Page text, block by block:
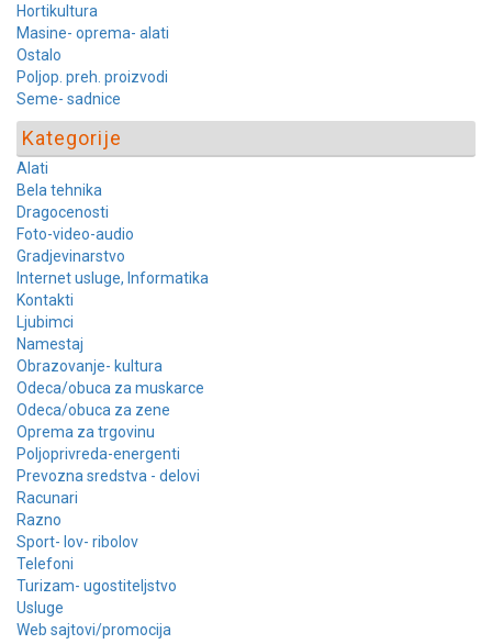
Hortikultura
Masine- oprema- alati
Ostalo
Poljop. preh. proizvodi
Seme- sadnice
Kategorije
Alati
Bela tehnika
Dragocenosti
Foto-video-audio
Gradjevinarstvo
Internet usluge, Informatika
Kontakti
Ljubimci
Namestaj
Obrazovanje- kultura
Odeca/obuca za muskarce
Odeca/obuca za zene
Oprema za trgovinu
Poljoprivreda-energenti
Prevozna sredstva - delovi
Racunari
Razno
Sport- lov- ribolov
Telefoni
Turizam- ugostiteljstvo
Usluge
Web sajtovi/promocija